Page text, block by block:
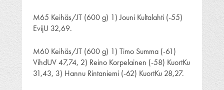
M65 Keihäs/JT (600 g) 1) Jouni Kultalahti (-55)
EvijU 32,69.
M60 Keihäs/JT (600 g) 1) Timo Summa (-61)
VihdUV 47,74, 2) Reino Korpelainen (-58) KuortKu
31,43, 3) Hannu Rintaniemi (-62) KuortKu 28,27.